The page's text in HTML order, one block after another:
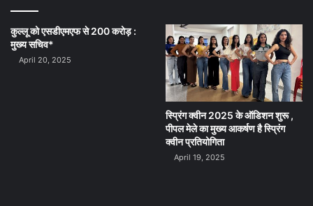
कुल्लू को एसडीएमएफ से 200 करोड़ :
मुख्य सचिव*
April 20, 2025
स्प्रिंग क्वीन 2025 के ऑडिशन शुरू ,
पीपल मेले का मुख्य आकर्षण है स्प्रिंग
क्वीन प्रतियोगिता
April 19, 2025